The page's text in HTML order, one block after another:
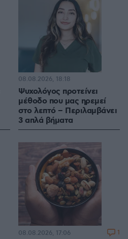
Ψυχολόγος προτείνει
μέθοδο που μας ηρεμεί
στο λεπτό – Περιλαμβάνει
3 απλά βήματα
08.08.2026, 18:18
08.08.2026, 17:06 1